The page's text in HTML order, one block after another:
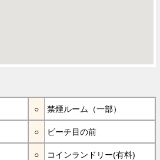
禁煙ルーム（一部）
ビーチ目の前
コインランドリー(有料)